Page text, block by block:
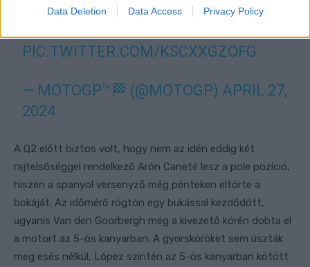
Data Deletion Data Access Privacy Policy
HE GOES DOWN AT TURN 1 💥
PIC.TWITTER.COM/KSCXXGZOFG
— MOTOGP™🏁 (@MOTOGP) APRIL 27,
2024
A Q2 előtt biztos volt, hogy nem az idén eddig két
rajtelsőséggel rendelkező Arón Caneté lesz a pole pozíció,
hiszen a spanyol versenyző még pénteken eltörte a
bokáját. Az időmérő rögtön egy bukással kezdődött,
ugyanis Van den Goorbergh még a kivezető körén dobta el
a motort az 5-ös kanyarban. A gyorsköröket sem úszták
meg esés nélkül, López szintén az 5-ös kanyarban kötött